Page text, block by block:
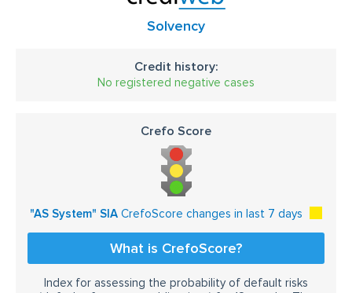
Solvency
Credit history:
No registered negative cases
Crefo Score
"AS System" SIA CrefoScore changes in last 7 days
What is CrefoScore?
Index for assessing the probability of default risks